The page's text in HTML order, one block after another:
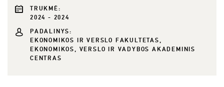
TRUKMĖ:
2024 - 2024
PADALINYS:
EKONOMIKOS IR VERSLO FAKULTETAS,
EKONOMIKOS, VERSLO IR VADYBOS AKADEMINIS
CENTRAS